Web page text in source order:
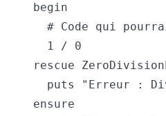
begin
# Code qui
  1 / 0
rescue
puts "Erreur :
ensure